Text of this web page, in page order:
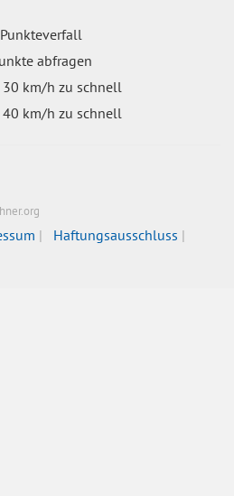
Punkteverfall
abfragen
km/h zu schnell
km/h zu schnell
Haftungsausschluss